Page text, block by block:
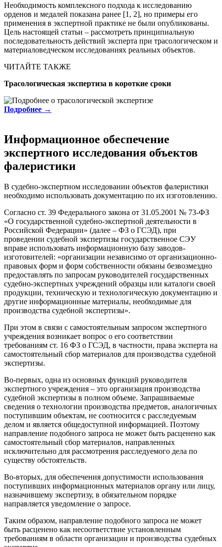
Необходимость комплексного подхода к исследованию
орденов и медалей показана ранее [1, 2], но примеры его
применения в экспертной практике не были опубликованы.
Цель настоящей статьи – рассмотреть принципиальную
последовательность действий эксперта при трасологическом и
материаловедческом исследованиях реальных объектов.
ЧИТАЙТЕ ТАКЖЕ
Трасологическая экспертиза в короткие сроки
Подробнее →
Информационное обеспечение
экспертного исследования объектов
фалеристики
В судебно-экспертном исследовании объектов фалеристики
необходимо использовать документацию по их изготовлению.
Согласно ст. 39 Федерального закона от 31.05.2001 № 73-ФЗ
«О государственной судебно-экспертной деятельности в
Российской Федерации» (далее – ФЗ о ГСЭД), при
проведении судебной экспертизы государственное СЭУ
вправе использовать информационную базу заводов-
изготовителей: «организации независимо от организационно-
правовых форм и форм собственности обязаны безвозмездно
предоставлять по запросам руководителей государственных
судебно-экспертных учреждений образцы или каталоги своей
продукции, техническую и технологическую документацию и
другие информационные материалы, необходимые для
производства судебной экспертизы».
При этом в связи с самостоятельным запросом экспертного
учреждения возникает вопрос о его соответствии
требованиям ст. 16 ФЗ о ГСЭД, в частности, права эксперта на
самостоятельный сбор материалов для производства судебной
экспертизы.
Во-первых, одна из основных функций руководителя
экспертного учреждения – это организация производства
судебной экспертизы в полном объеме. Запрашиваемые
сведения о технологии производства предметов, аналогичных
поступившим объектам, не соотносится с расследуемым
делом и является общедоступной информацией. Поэтому
направление подобного запроса не может быть расценено как
самостоятельный сбор материалов, направленных
исключительно для рассмотрения расследуемого дела по
существу обстоятельств.
Во-вторых, для обеспечения допустимости использования
поступивших информационных материалов органу или лицу,
назначившему экспертизу, в обязательном порядке
направляется уведомление о запросе.
Таким образом, направление подобного запроса не может
быть расценено как несоответствие установленным
требованиям в области организации и производства судебных